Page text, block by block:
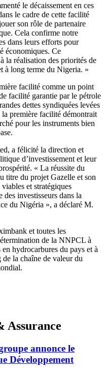
le décaissement en ces
le cadre de cette facilité
son rôle de partenaire
Cela confirme notre
dans leurs efforts pour
économiques. Ce
la réalisation des priorités de
à long terme du Nigeria. »
facilité comme un point
facilité garantie par le pétrole
dettes syndiquées levées
première facilité démontrait
pour les instruments bien
a félicité la direction et
d’investissement et leur
« La réussite du
titre du projet Gazelle et son
et stratégiques
investisseurs dans la
du Nigéria », a déclaré M.
et toutes les
de la NNPCL à
hydrocarbures du pays et à
de la chaîne de valeur du
Assurance
annonce le
Développement